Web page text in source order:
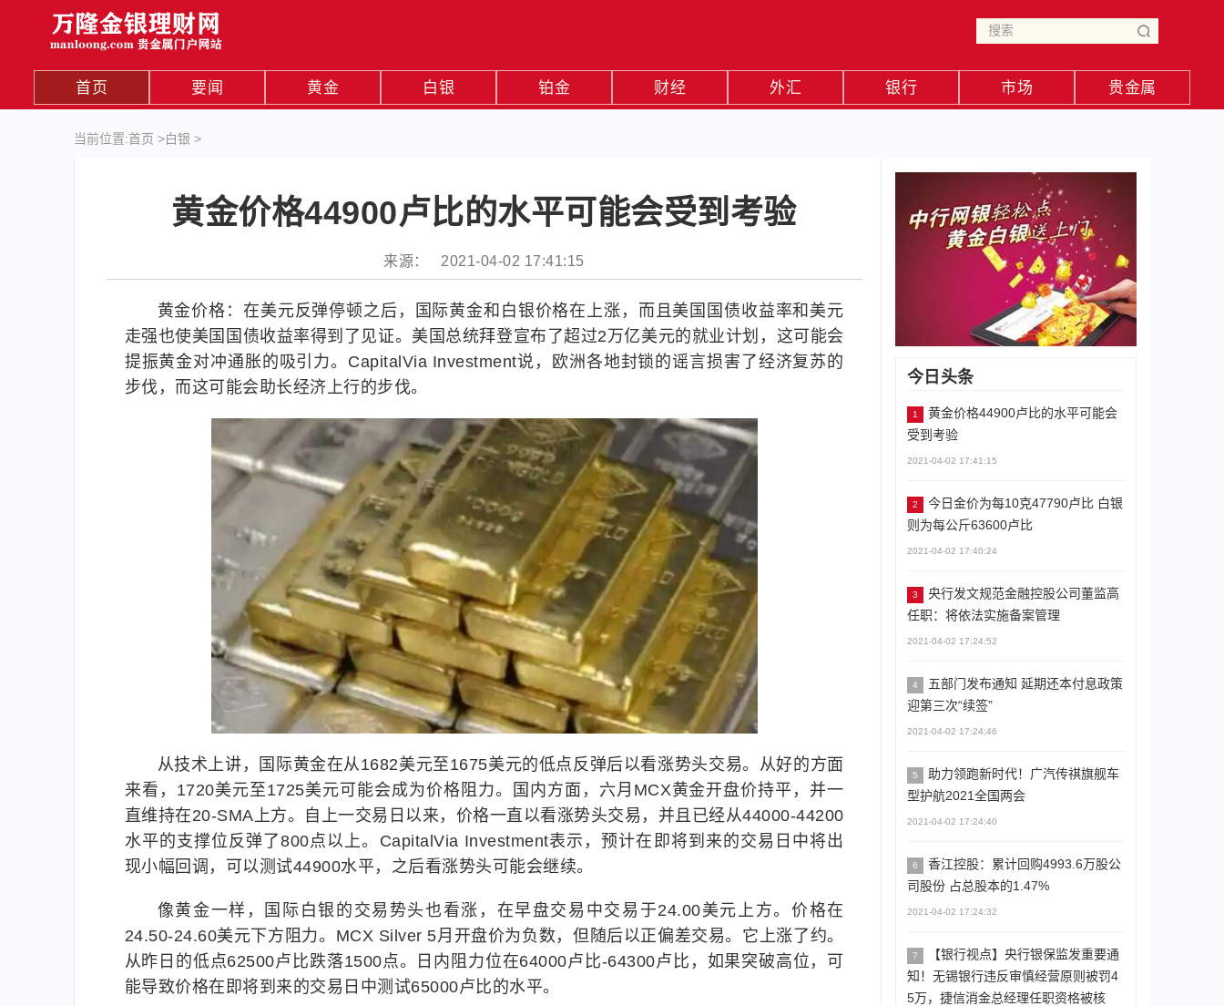
首页 要闻 黄金 白银 铂金 财经 外汇 银行 市场 贵金属
当前位置:首页 >白银 >
黄金价格44900卢比的水平可能会受到考验
来源： 2021-04-02 17:41:15
黄金价格：在美元反弹停顿之后，国际黄金和白银价格在上涨，而且美国国债收益率和美元
走强也使美国国债收益率得到了见证。美国总统拜登宣布了超过2万亿美元的就业计划，这可能会
提振黄金对冲通胀的吸引力。CapitalVia Investment说，欧洲各地封锁的谣言损害了经济复苏的
步伐，而这可能会助长经济上行的步伐。
从技术上讲，国际黄金在从1682美元至1675美元的低点反弹后以看涨势头交易。从好的方面
来看，1720美元至1725美元可能会成为价格阻力。国内方面，六月MCX黄金开盘价持平，并一
直维持在20-SMA上方。自上一交易日以来，价格一直以看涨势头交易，并且已经从44000-44200
水平的支撑位反弹了800点以上。CapitalVia Investment表示，预计在即将到来的交易日中将出
现小幅回调，可以测试44900水平，之后看涨势头可能会继续。
像黄金一样，国际白银的交易势头也看涨，在早盘交易中交易于24.00美元上方。价格在
24.50-24.60美元下方阻力。MCX Silver 5月开盘价为负数，但随后以正偏差交易。它上涨了约。
从昨日的低点62500卢比跌落1500点。日内阻力位在64000卢比-64300卢比，如果突破高位，可
能导致价格在即将到来的交易日中测试65000卢比的水平。
今日头条
1
黄金价格44900卢比的水平可能会
受到考验
2021-04-02 17:41:15
2
今日金价为每10克47790卢比 白银
则为每公斤63600卢比
2021-04-02 17:40:24
3
央行发文规范金融控股公司董监高
任职：将依法实施备案管理
2021-04-02 17:24:52
4
五部门发布通知 延期还本付息政策
迎第三次“续签”
2021-04-02 17:24:46
5
助力领跑新时代！广汽传祺旗舰车
型护航2021全国两会
2021-04-02 17:24:40
6
香江控股：累计回购4993.6万股公
司股份 占总股本的1.47%
2021-04-02 17:24:32
7
【银行视点】央行银保监发重要通
知！无锡银行违反审慎经营原则被罚4
5万，捷信消金总经理任职资格被核